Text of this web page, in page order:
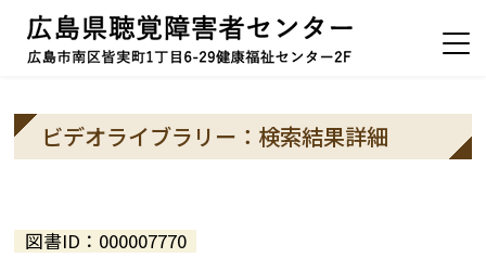
ビデオライブラリー：検索結果詳細
図書ID：000007770